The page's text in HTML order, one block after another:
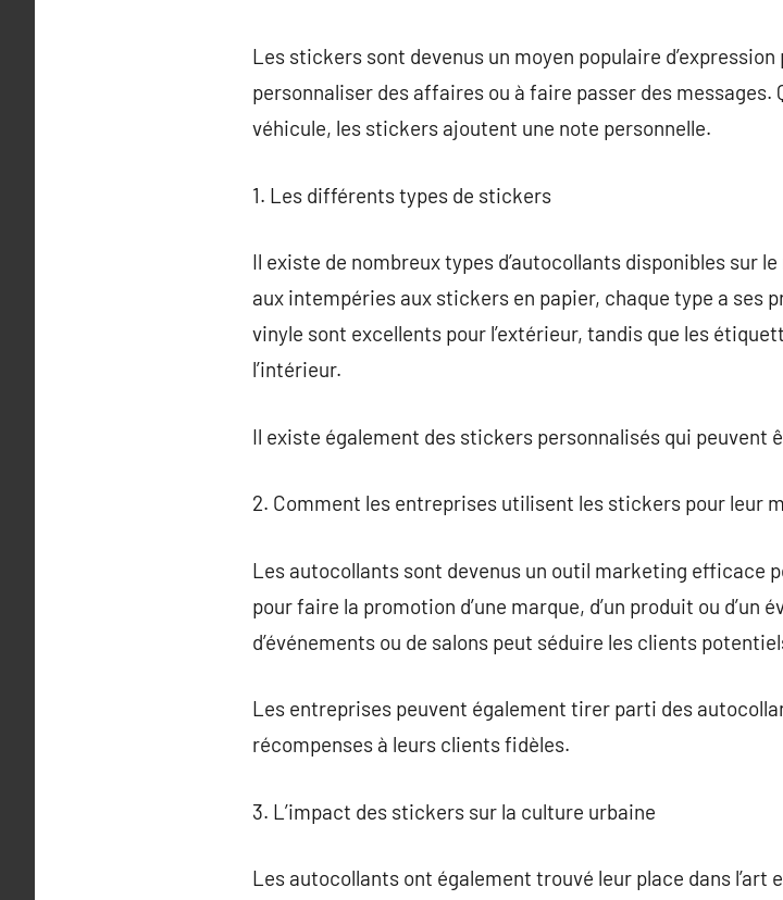
Les stickers sont devenus un moyen populaire
personnaliser des affaires ou à faire passer des messages.
véhicule, les stickers ajoutent une note personnelle.
1. Les différents types de stickers
Il existe de nombreux types d’autocollants disponibles sur
aux intempéries aux stickers en papier, chaque type a ses
vinyle sont excellents pour l’extérieur, tandis que les
l’intérieur.
Il existe également des stickers personnalisés qui peuvent
2. Comment les entreprises utilisent les stickers pour leur
Les autocollants sont devenus un outil marketing efficace
pour faire la promotion d’une marque, d’un produit ou
d’événements ou de salons peut séduire les clients
Les entreprises peuvent également tirer parti des
récompenses à leurs clients fidèles.
3. L’impact des stickers sur la culture urbaine
Les autocollants ont également trouvé leur place dans